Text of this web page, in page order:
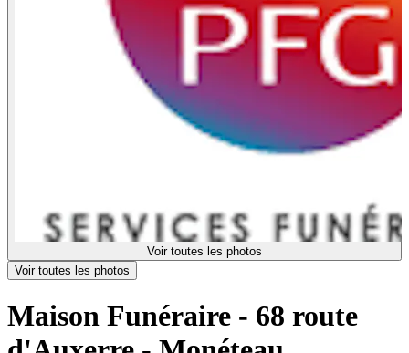
Voir toutes les photos
Voir toutes les photos
Maison Funéraire - 68 route